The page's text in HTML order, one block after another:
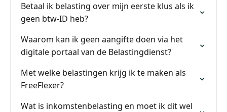
Betaal ik belasting over mijn eerste klus als ik
geen btw-ID heb?
Waarom kan ik geen aangifte doen via het
digitale portaal van de Belastingdienst?
Met welke belastingen krijg ik te maken als
FreeFlexer?
Wat is inkomstenbelasting en moet ik dit wel